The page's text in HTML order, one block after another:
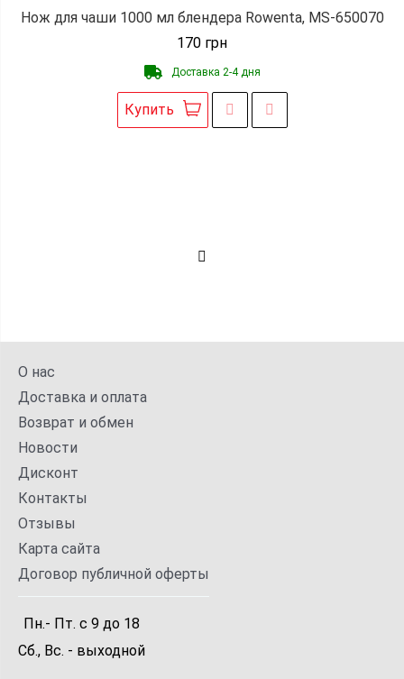
Нож для чаши 1000 мл блендера Rowenta, MS-650070
170 грн
Доставка 2-4 дня
Купить
О нас
Доставка и оплата
Возврат и обмен
Новости
Дисконт
Контакты
Отзывы
Карта сайта
Договор публичной оферты
Пн.- Пт. с 9 до 18
Сб., Вс. - выходной